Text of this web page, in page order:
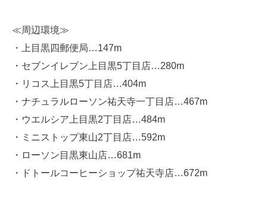
≪周辺環境≫
・上目黒四郵便局…147m
・セブンイレブン上目黒5丁目店…280m
・リコス上目黒5丁目店…404m
・ナチュラルローソン祐天寺一丁目店…467m
・ウエルシア上目黒2丁目店…484m
・ミニストップ東山2丁目店…592m
・ローソン目黒東山店…681m
・ドトールコーヒーショップ祐天寺店…672m